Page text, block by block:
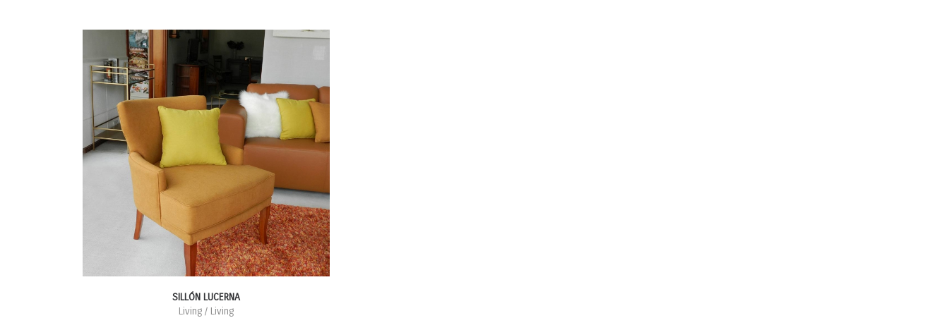
SILLÓN LUCERNA
Living / Living